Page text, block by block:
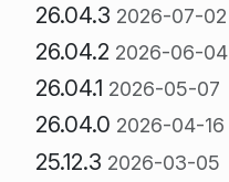
26.04.3 2026-07-02
26.04.2 2026-06-04
26.04.1 2026-05-07
26.04.0 2026-04-16
25.12.3 2026-03-05